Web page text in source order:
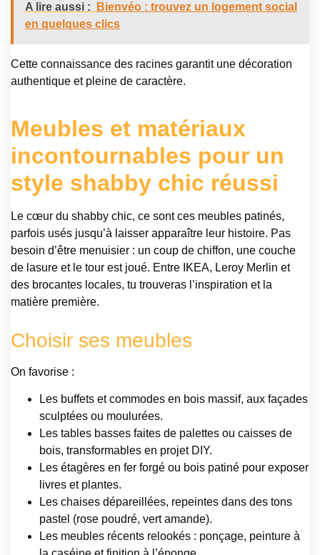
A lire aussi :
Bienvéo : trouvez un logement social
en quelques clics
Cette connaissance des racines garantit une décoration
authentique et pleine de caractère.
Meubles et matériaux
incontournables pour un
style shabby chic réussi
Le cœur du shabby chic, ce sont ces meubles patinés,
parfois usés jusqu’à laisser apparaître leur histoire. Pas
besoin d’être menuisier : un coup de chiffon, une couche
de lasure et le tour est joué. Entre IKEA, Leroy Merlin et
des brocantes locales, tu trouveras l’inspiration et la
matière première.
Choisir ses meubles
On favorise :
Les buffets et commodes en bois massif, aux façades
sculptées ou moulurées.
Les tables basses faites de palettes ou caisses de
bois, transformables en projet DIY.
Les étagères en fer forgé ou bois patiné pour exposer
livres et plantes.
Les chaises dépareillées, repeintes dans des tons
pastel (rose poudré, vert amande).
Les meubles récents relookés : ponçage, peinture à